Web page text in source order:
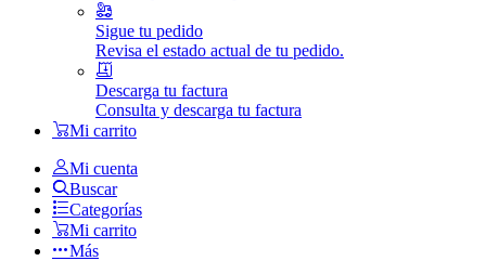
Sigue tu pedido
Revisa el estado actual de tu pedido.
Descarga tu factura
Consulta y descarga tu factura
Mi carrito
Mi cuenta
Buscar
Categorías
Mi carrito
Más